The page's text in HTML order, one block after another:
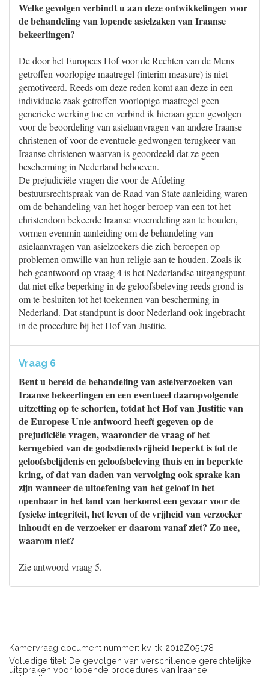
Welke gevolgen verbindt u aan deze ontwikkelingen voor
de behandeling van lopende asielzaken van Iraanse
bekeerlingen?
De door het Europees Hof voor de Rechten van de Mens
getroffen voorlopige maatregel (interim measure) is niet
gemotiveerd. Reeds om deze reden komt aan deze in een
individuele zaak getroffen voorlopige maatregel geen
generieke werking toe en verbind ik hieraan geen gevolgen
voor de beoordeling van asielaanvragen van andere Iraanse
christenen of voor de eventuele gedwongen terugkeer van
Iraanse christenen waarvan is geoordeeld dat ze geen
bescherming in Nederland behoeven.
De prejudiciële vragen die voor de Afdeling
bestuursrechtspraak van de Raad van State aanleiding waren
om de behandeling van het hoger beroep van een tot het
christendom bekeerde Iraanse vreemdeling aan te houden,
vormen evenmin aanleiding om de behandeling van
asielaanvragen van asielzoekers die zich beroepen op
problemen omwille van hun religie aan te houden. Zoals ik
heb geantwoord op vraag 4 is het Nederlandse uitgangspunt
dat niet elke beperking in de geloofsbeleving reeds grond is
om te besluiten tot het toekennen van bescherming in
Nederland. Dat standpunt is door Nederland ook ingebracht
in de procedure bij het Hof van Justitie.
Vraag 6
Bent u bereid de behandeling van asielverzoeken van
Iraanse bekeerlingen en een eventueel daaropvolgende
uitzetting op te schorten, totdat het Hof van Justitie van
de Europese Unie antwoord heeft gegeven op de
prejudiciële vragen, waaronder de vraag of het
kerngebied van de godsdienstvrijheid beperkt is tot de
geloofsbelijdenis en geloofsbeleving thuis en in beperkte
kring, of dat van daden van vervolging ook sprake kan
zijn wanneer de uitoefening van het geloof in het
openbaar in het land van herkomst een gevaar voor de
fysieke integriteit, het leven of de vrijheid van verzoeker
inhoudt en de verzoeker er daarom vanaf ziet? Zo nee,
waarom niet?
Zie antwoord vraag 5.
Kamervraag document nummer: kv-tk-2012Z05178
Volledige titel: De gevolgen van verschillende gerechtelijke
uitspraken voor lopende procedures van Iraanse